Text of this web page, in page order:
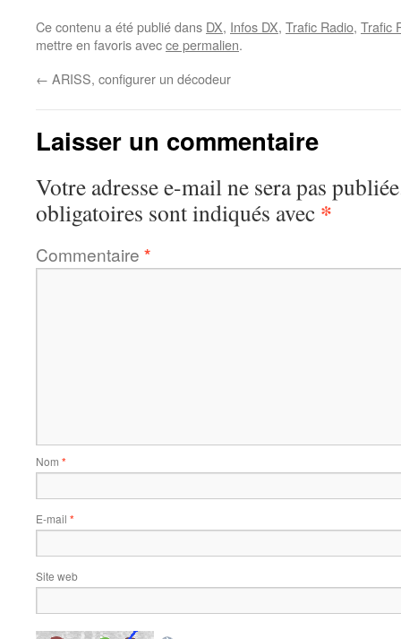
Ce contenu a été publié dans DX, Infos DX, Trafic Radio, Trafic
mettre en favoris avecce permalien.
← ARISS, configurer un décodeur
Laisser un commentaire
Votre adresse e-mail ne sera pas
obligatoires sont indiqués avec *
Commentaire *
Nom *
E-mail *
Site web